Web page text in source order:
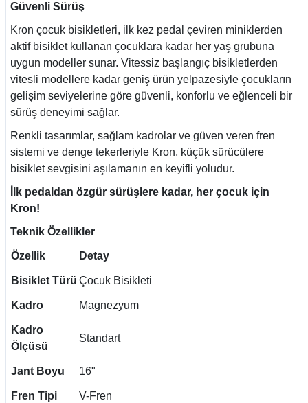
Güvenli Sürüş
Kron çocuk bisikletleri, ilk kez pedal çeviren miniklerden
aktif bisiklet kullanan çocuklara kadar her yaş grubuna
uygun modeller sunar. Vitessiz başlangıç bisikletlerden
vitesli modellere kadar geniş ürün yelpazesiyle çocukların
gelişim seviyelerine göre güvenli, konforlu ve eğlenceli bir
sürüş deneyimi sağlar.
Renkli tasarımlar, sağlam kadrolar ve güven veren fren
sistemi ve denge tekerleriyle Kron, küçük sürücülere
bisiklet sevgisini aşılamanın en keyifli yoludur.
İlk pedaldan özgür sürüşlere kadar, her çocuk için
Kron!
Teknik Özellikler
Özellik Detay
Bisiklet Türü Çocuk Bisikleti
Kadro Magnezyum
Kadro
Ölçüsü
Standart
Jant Boyu 16"
Fren Tipi V-Fren